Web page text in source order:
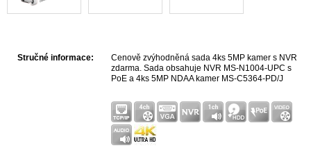
Stručné informace:
Cenově zvýhodněná sada 4ks 5MP kamer s NVR
zdarma. Sada obsahuje NVR MS-N1004-UPC s
PoE a 4ks 5MP NDAA kamer MS-C5364-PD/J